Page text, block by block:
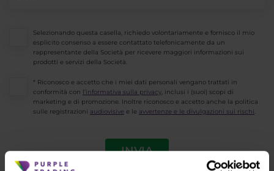
Selezionando questa casella, richiedo volontariamente e fornisco il mio
esplicito consenso a essere contattato telefonicamente da un
rappresentante della Società per ricevere maggiori informazioni sui
prodotti e servizi della Società.
* Riconosco e accetto che i miei dati personali vengano trattati in
conformità con
l’informativa sulla privacy, inclusi i (suoi) scopi di
marketing e di promozione. Inoltre riconosco e accetto anche la politica
sulle registrazioni audiovisive e le avvertenze e le divulgazioni sui rischi.
INVIA